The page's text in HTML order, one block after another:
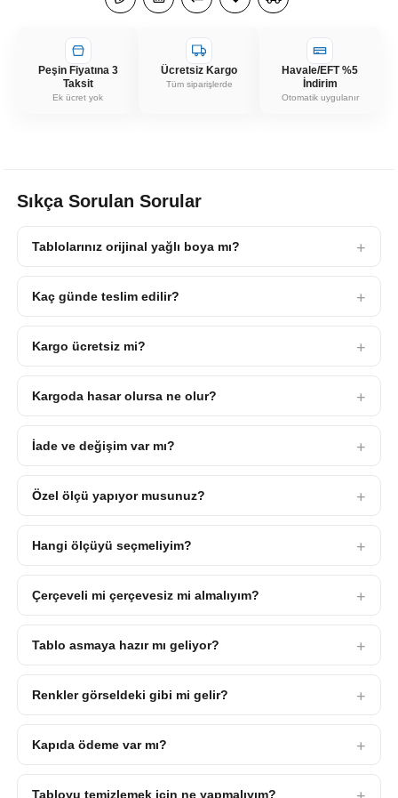
Peşin Fiyatına 3
Taksit
Ek ücret yok
Ücretsiz Kargo
Tüm siparişlerde
Havale/EFT %5
İndirim
Otomatik uygulanır
Sıkça Sorulan Sorular
Tablolarınız orijinal yağlı boya mı?
Kaç günde teslim edilir?
Kargo ücretsiz mi?
Kargoda hasar olursa ne olur?
İade ve değişim var mı?
Özel ölçü yapıyor musunuz?
Hangi ölçüyü seçmeliyim?
Çerçeveli mi çerçevesiz mi almalıyım?
Tablo asmaya hazır mı geliyor?
Renkler görseldeki gibi mi gelir?
Kapıda ödeme var mı?
Tabloyu temizlemek için ne yapmalıyım?